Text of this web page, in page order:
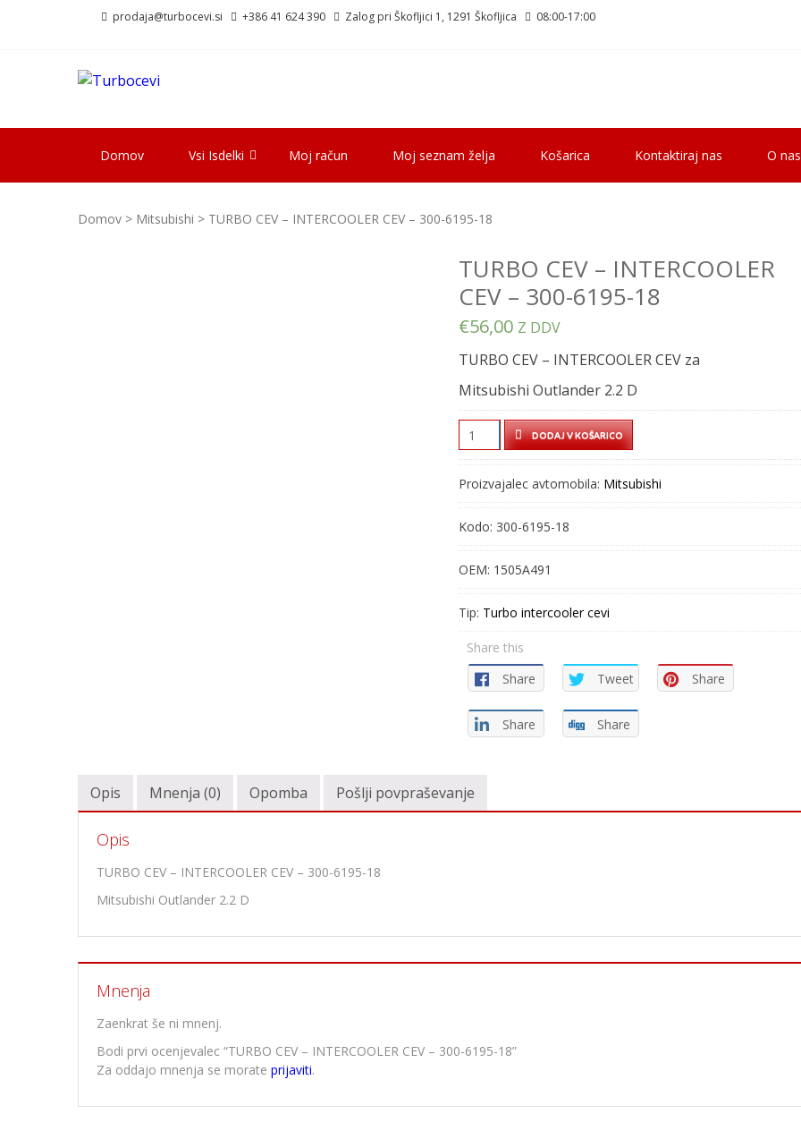
prodaja@turbocevi.si +386 41 624 390 Zalog pri Škofljici 1, 1291 Škofljica 08:00-17:00
Domov Vsi Isdelki Moj račun Moj seznam želja Košarica Kontaktiraj nas O nas
Domov > Mitsubishi > TURBO CEV – INTERCOOLER CEV – 300-6195-18
TURBO CEV – INTERCOOLER
CEV – 300-6195-18
€56,00 Z DDV
TURBO CEV – INTERCOOLER CEV za
Mitsubishi Outlander 2.2 D
TURBO
CEV
INTERCOOLER
–
6195-
quantity
DODAJ V KOŠARICO
Proizvajalec avtomobila: Mitsubishi
Kodo: 300-6195-18
OEM: 1505A491
Tip: Turbo intercooler cevi
Share this
Share
Tweet Share
Share Share
Opis Mnenja (0) Opomba Pošlji povpraševanje
Opis
TURBO CEV – INTERCOOLER CEV – 300-6195-18
Mitsubishi Outlander 2.2 D
Mnenja
Zaenkrat še ni mnenj.
Bodi prvi ocenjevalec “TURBO CEV – INTERCOOLER CEV – 300-6195-18”
Za oddajo mnenja se morate prijaviti.